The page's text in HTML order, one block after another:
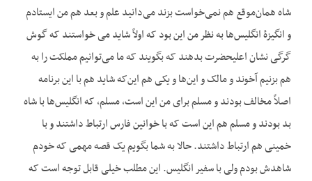
شاه همان‌موقع هم نمی‌خواست بزند می‌دانید علم و بعد هم من ایستادم
و انگیزۀ انگلیس‌ها به نظر من این بود که اولاً شاید می خواستند که گوش
گرگی نشان اعلیحضرت بدهند که بگویند که ما می‌توانیم مملکت را به
هم بزنیم آخوند و مالک و این‌ها و یکی هم این‌که شاید هم با این برنامه
اصلاً مخالف بودند و مسلم برای من این است، مسلم، که انگلیس‌ها با شاه
بد بودند و مسلم هم این است که با خوانین فارس ارتباط داشتند و با
خمینی هم ارتباط داشتند. حالا به شما بگویم یک قصه مهمی که خودم
شاهدش بودم ولی با سفیر انگلیس. این مطلب خیلی قابل توجه است که